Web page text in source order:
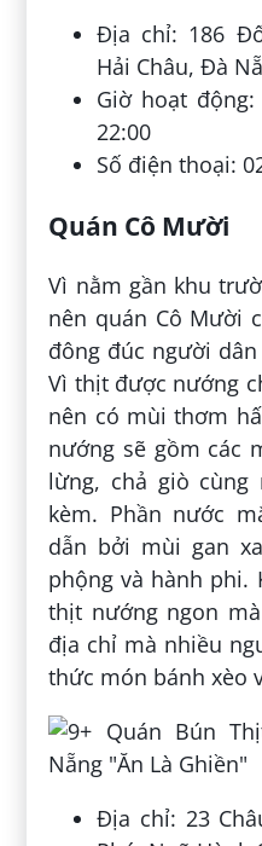
Địa chỉ: 186
Hải Châu, Đà
Giờ hoạt
22:00
Số điện thoại:
Quán Cô Mười
Vì nằm gần khu
nên quán Cô Mười
đông đúc người
Vì thịt được nướng
nên có mùi thơm
nướng sẽ gồm các
lừng, chả giò cùng
kèm. Phần nước
dẫn bởi mùi gan
phộng và hành phi.
thịt nướng ngon
địa chỉ mà nhiều
thức món bánh xèo
Địa chỉ: 23